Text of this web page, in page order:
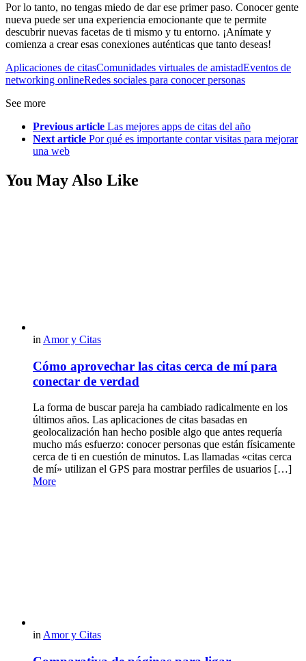
Por lo tanto, no tengas miedo de dar ese primer paso. Conocer gente
nueva puede ser una experiencia emocionante que te permite
descubrir nuevas facetas de ti mismo y tu entorno. ¡Anímate y
comienza a crear esas conexiones auténticas que tanto deseas!
Aplicaciones de citasComunidades virtuales de amistadEventos de
networking onlineRedes sociales para conocer personas
See more
Previous article Las mejores apps de citas del año
Next article Por qué es importante contar visitas para mejorar
una web
You May Also Like
in Amor y Citas
Cómo aprovechar las citas cerca de mí para
conectar de verdad
La forma de buscar pareja ha cambiado radicalmente en los
últimos años. Las aplicaciones de citas basadas en
geolocalización han hecho posible algo que antes requería
mucho más esfuerzo: conocer personas que están físicamente
cerca de ti en cuestión de minutos. Las llamadas «citas cerca
de mí» utilizan el GPS para mostrar perfiles de usuarios […]
More
in Amor y Citas